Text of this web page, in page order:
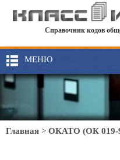
Справочник кодов
МЕНЮ
Главная > ОКАТО (ОК 019-